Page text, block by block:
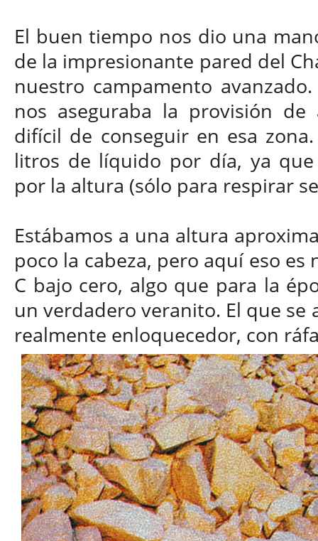
El buen tiempo nos dio una
de la impresionante pared del
nuestro campamento
nos aseguraba la provisión
difícil de conseguir en esa
litros de líquido por día, ya
por la altura (sólo para respirar
Estábamos a una altura
poco la cabeza, pero aquí eso
C bajo cero, algo que para la
un verdadero veranito. El que
realmente enloquecedor, con